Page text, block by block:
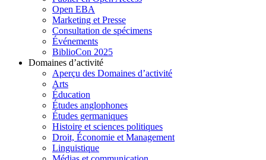
Open EBA
Marketing et Presse
Consultation de spécimens
Événements
BiblioCon 2025
Domaines d’activité
Aperçu des Domaines d’activité
Arts
Éducation
Études anglophones
Études germaniques
Histoire et sciences politiques
Droit, Économie et Management
Linguistique